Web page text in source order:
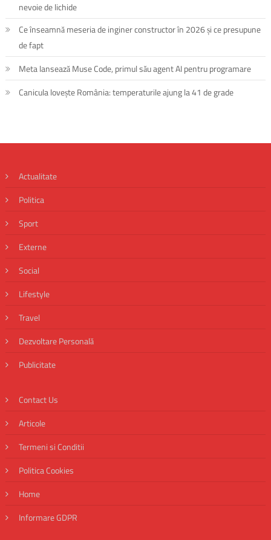
nevoie de lichide
Ce înseamnă meseria de inginer constructor în 2026 și ce presupune
de fapt
Meta lansează Muse Code, primul său agent AI pentru programare
Canicula lovește România: temperaturile ajung la 41 de grade
Actualitate
Politica
Sport
Externe
Social
Lifestyle
Travel
Dezvoltare Personală
Publicitate
Contact Us
Articole
Termeni si Conditii
Politica Cookies
Home
Informare GDPR